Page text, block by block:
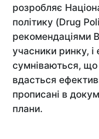
розробляє
політику (Drug
рекомендаціями
учасники ринку, і
сумніваються,
вдасться
прописані в
плани.